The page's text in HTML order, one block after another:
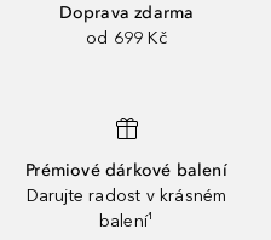
Doprava zdarma
od 699 Kč
Prémiové dárkové balení
Darujte radost v krásném
balení¹